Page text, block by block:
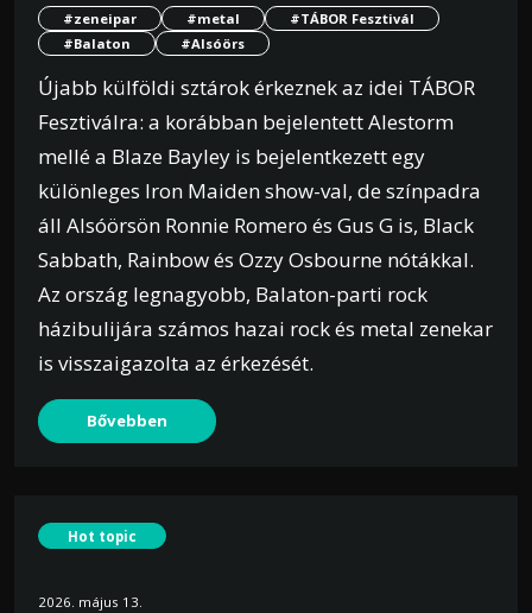
#zeneipar #metal
#TÁBOR Fesztivál
#Balaton
#Alsóörs
Újabb külföldi sztárok érkeznek az idei TÁBOR
Fesztiválra: a korábban bejelentett Alestorm
mellé a Blaze Bayley is bejelentkezett egy
különleges Iron Maiden show-val, de színpadra
áll Alsóörsön Ronnie Romero és Gus G is, Black
Sabbath, Rainbow és Ozzy Osbourne nótákkal.
Az ország legnagyobb, Balaton-parti rock
házibulijára számos hazai rock és metal zenekar
is visszaigazolta az érkezését.
Bővebben
Hot topic
2026. május 13.